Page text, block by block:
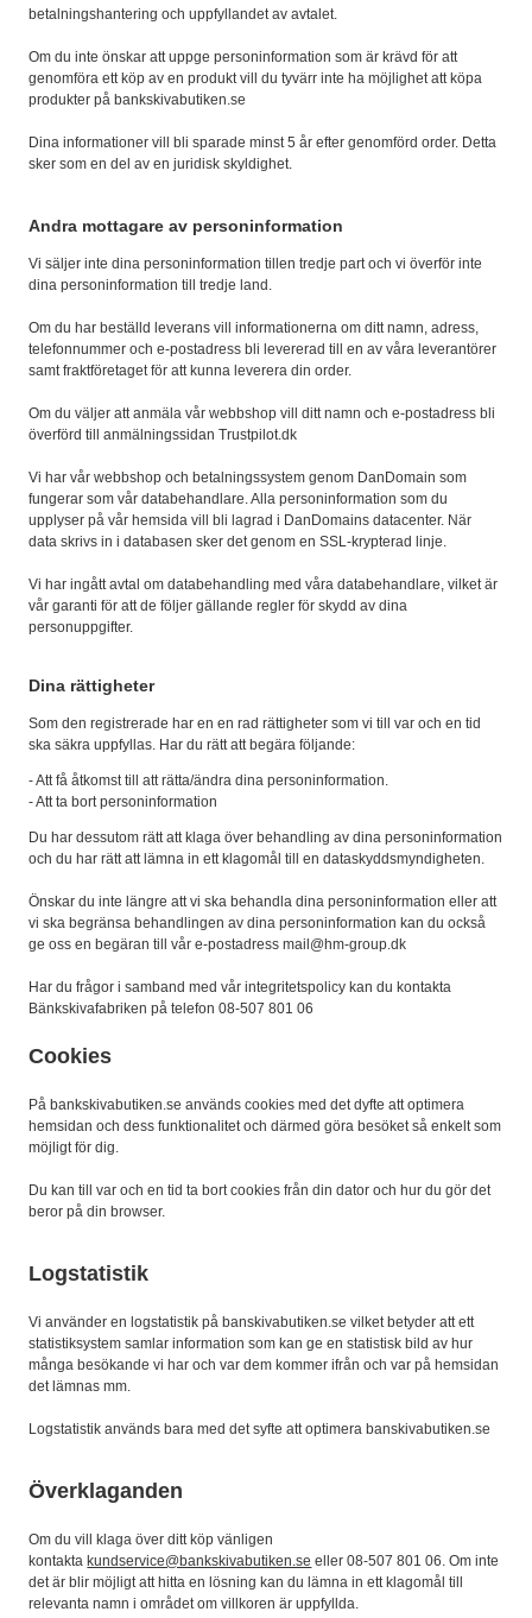
betalningshantering och uppfyllandet av avtalet.
Om du inte önskar att uppge personinformation som är krävd för att
genomföra ett köp av en produkt vill du tyvärr inte ha möjlighet att köpa
produkter på bankskivabutiken.se
Dina informationer vill bli sparade minst 5 år efter genomförd order. Detta
sker som en del av en juridisk skyldighet.
Andra mottagare av personinformation
Vi säljer inte dina personinformation tillen tredje part och vi överför inte
dina personinformation till tredje land.
Om du har beställd leverans vill informationerna om ditt namn, adress,
telefonnummer och e-postadress bli levererad till en av våra leverantörer
samt fraktföretaget för att kunna leverera din order.
Om du väljer att anmäla vår webbshop vill ditt namn och e-postadress bli
överförd till anmälningssidan Trustpilot.dk
Vi har vår webbshop och betalningssystem genom DanDomain som
fungerar som vår databehandlare. Alla personinformation som du
upplyser på vår hemsida vill bli lagrad i DanDomains datacenter. När
data skrivs in i databasen sker det genom en SSL-krypterad linje.
Vi har ingått avtal om databehandling med våra databehandlare, vilket är
vår garanti för att de följer gällande regler för skydd av dina
personuppgifter.
Dina rättigheter
Som den registrerade har en en rad rättigheter som vi till var och en tid
ska säkra uppfyllas. Har du rätt att begära följande:
- Att få åtkomst till att rätta/ändra dina personinformation.
- Att ta bort personinformation
Du har dessutom rätt att klaga över behandling av dina personinformation
och du har rätt att lämna in ett klagomål till en dataskyddsmyndigheten.
Önskar du inte längre att vi ska behandla dina personinformation eller att
vi ska begränsa behandlingen av dina personinformation kan du också
ge oss en begäran till vår e-postadress mail@hm-group.dk
Har du frågor i samband med vår integritetspolicy kan du kontakta
Bänkskivafabriken på telefon 08-507 801 06
Cookies
På bankskivabutiken.se används cookies med det dyfte att optimera
hemsidan och dess funktionalitet och därmed göra besöket så enkelt som
möjligt för dig.
Du kan till var och en tid ta bort cookies från din dator och hur du gör det
beror på din browser.
Logstatistik
Vi använder en logstatistik på banskivabutiken.se vilket betyder att ett
statistiksystem samlar information som kan ge en statistisk bild av hur
många besökande vi har och var dem kommer ifrån och var på hemsidan
det lämnas mm.
Logstatistik används bara med det syfte att optimera banskivabutiken.se
Överklaganden
Om du vill klaga över ditt köp vänligen
kontakta kundservice@bankskivabutiken.se eller 08-507 801 06. Om inte
det är blir möjligt att hitta en lösning kan du lämna in ett klagomål till
relevanta namn i området om villkoren är uppfyllda.